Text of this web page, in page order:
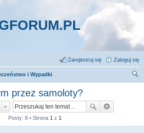
Zaloguj się
Zarejestruj się
i Wypadki
przez samoloty?
Posty: 8 • Strona 1 z 1